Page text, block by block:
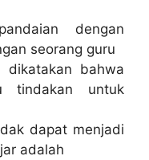
dengan
seorang guru
dikatakan bahwa
untuk
dapat menjadi
adalah